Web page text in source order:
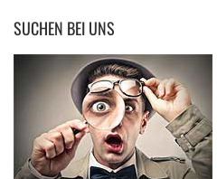
SUCHEN BEI UNS